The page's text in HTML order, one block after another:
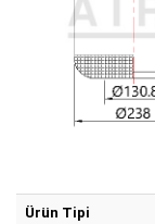
Ürün Tipi